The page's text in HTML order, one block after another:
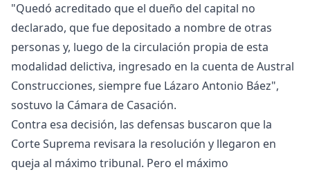
"Quedó acreditado que el dueño del capital no
declarado, que fue depositado a nombre de otras
personas y, luego de la circulación propia de esta
modalidad delictiva, ingresado en la cuenta de Austral
Construcciones, siempre fue Lázaro Antonio Báez",
sostuvo la Cámara de Casación.
Contra esa decisión, las defensas buscaron que la
Corte Suprema revisara la resolución y llegaron en
queja al máximo tribunal. Pero el máximo